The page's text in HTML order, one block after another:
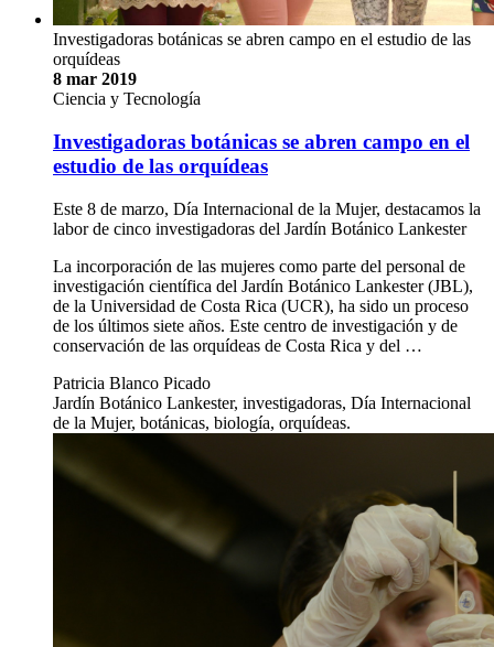
Investigadoras botánicas se abren campo en el estudio de las
orquídeas
8 mar 2019
Ciencia y Tecnología
Investigadoras botánicas se abren campo en el
estudio de las orquídeas
Este 8 de marzo, Día Internacional de la Mujer, destacamos la
labor de cinco investigadoras del Jardín Botánico Lankester
La incorporación de las mujeres como parte del personal de
investigación científica del Jardín Botánico Lankester (JBL),
de la Universidad de Costa Rica (UCR), ha sido un proceso
de los últimos siete años. Este centro de investigación y de
conservación de las orquídeas de Costa Rica y del …
Patricia Blanco Picado
Jardín Botánico Lankester, investigadoras, Día Internacional
de la Mujer, botánicas, biología, orquídeas.